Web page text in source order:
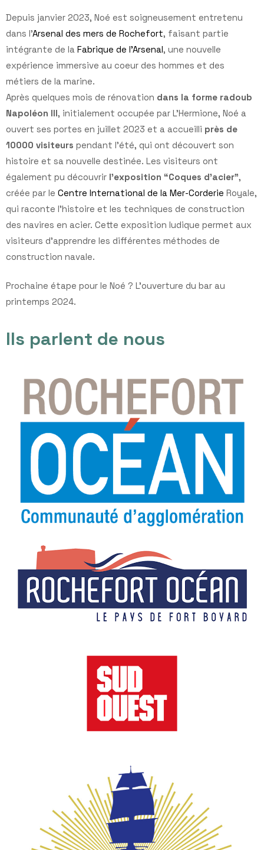
Depuis janvier 2023, Noé est soigneusement entretenu
dans l’Arsenal des mers de Rochefort, faisant partie
intégrante de la Fabrique de l’Arsenal, une nouvelle
expérience immersive au coeur des hommes et des
métiers de la marine.
Après quelques mois de rénovation dans la forme radoub
Napoléon III, initialement occupée par L’Hermione, Noé a
ouvert ses portes en juillet 2023 et a accueilli près de
10000 visiteurs pendant l’été, qui ont découvert son
histoire et sa nouvelle destinée. Les visiteurs ont
également pu découvrir l’exposition “Coques d’acier”,
créée par le Centre International de la Mer-Corderie Royale,
qui raconte l’histoire et les techniques de construction
des navires en acier. Cette exposition ludique permet aux
visiteurs d’apprendre les différentes méthodes de
construction navale.
Prochaine étape pour le Noé ? L’ouverture du bar au
printemps 2024.
Ils parlent de nous